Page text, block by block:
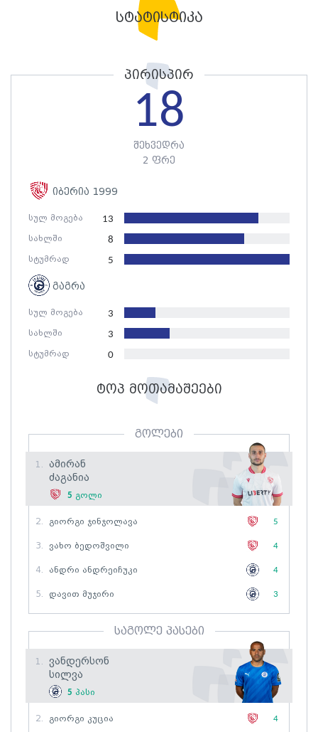
სტატისტიკა
პირისპირ
იბერია 1999
სულ მოგება 13
სახლში 8
სტუმრად 5
გაგრა
სულ მოგება 3
სახლში 3
სტუმრად 0
18
შეხვედრა
2 ფრე
ტოპ მოთამაშეები
გოლები
1.
Ამირან
Ძაგანია
5 გოლი
2. Გიორგი Ჯინჯოლავა 5
3. Ვახო Ბედოშვილი 4
4. Ანდრი Ანდრეიჩუკი 4
5. Დავით Მუჯირი 3
საგოლე პასები
1.
Ვანდერსონ
Სილვა
5 პასი
2. Გიორგი Კუცია 4